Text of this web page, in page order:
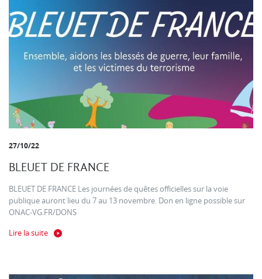
27/10/22
BLEUET DE FRANCE
BLEUET DE FRANCE Les journées de quêtes officielles sur la voie
publique auront lieu du 7 au 13 novembre. Don en ligne possible sur
ONAC-VG.FR/DONS
Lire la suite